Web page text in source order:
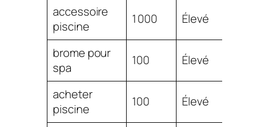
accessoire
piscine
1 000 Élevé
brome pour
spa
100 Élevé
acheter
piscine
100 Élevé